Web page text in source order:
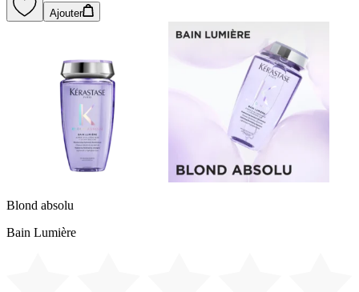
Ajouter
Blond absolu
Bain Lumière